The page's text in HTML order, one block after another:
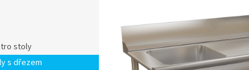
stoly
s dřezem